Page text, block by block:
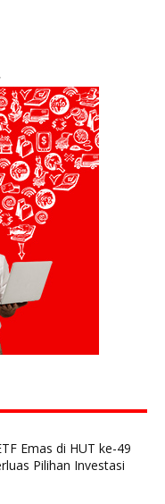
Emas di HUT ke-49
Pilihan Investasi